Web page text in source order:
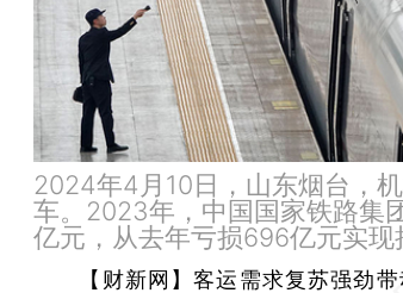
2024年4月10日，山东烟台，
车。2023年，中国国家铁路集
亿元，从去年亏损696亿元实
【财新网】客运需求复苏强劲